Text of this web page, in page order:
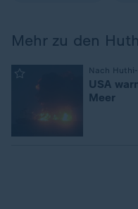
Mehr zu den
Nach
USA
Meer